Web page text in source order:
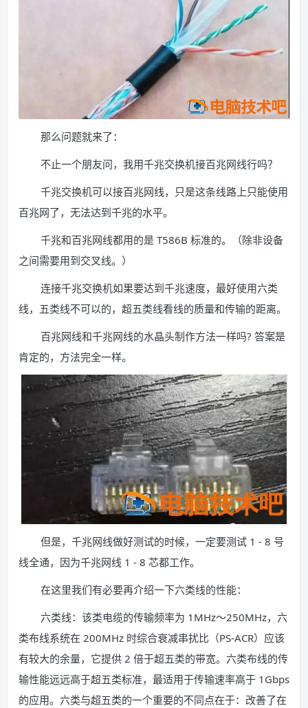
那么问题就来了：
不止一个朋友问，我用千兆交换机接百兆网线行吗？
千兆交换机可以接百兆网线，只是这条线路上只能使用
百兆网了，无法达到千兆的水平。
千兆和百兆网线都用的是 T586B 标准的。（除非设备
之间需要用到交叉线。）
连接千兆交换机如果要达到千兆速度，最好使用六类
线，五类线不可以的，超五类线看线的质量和传输的距离。
百兆网线和千兆网线的水晶头制作方法一样吗? 答案是
肯定的，方法完全一样。
但是，千兆网线做好测试的时候，一定要测试 1 - 8 号
线全通，因为千兆网线 1 - 8 芯都工作。
在这里我们有必要再介绍一下六类线的性能：
六类线：该类电缆的传输频率为 1MHz～250MHz，六
类布线系统在 200MHz 时综合衰减串扰比（PS-ACR）应该
有较大的余量，它提供 2 倍于超五类的带宽。六类布线的传
输性能远远高于超五类标准，最适用于传输速率高于 1Gbps
的应用。六类与超五类的一个重要的不同点在于：改善了在